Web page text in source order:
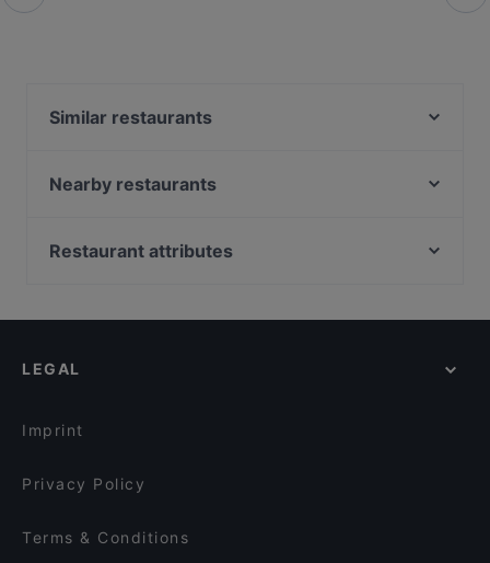
Similar restaurants
Saiko Robata
Monkey Rooftop Bar / Scandic Simonkenttä
Lie Mi Kamppi
Nearby restaurants
Pueblo Bar y Taqueria
Ekberg
Marski by Scandic Breakfast
Restaurant attributes
English Speaking Restaurants in Helsinki
LEGAL
Imprint
Privacy Policy
Terms & Conditions